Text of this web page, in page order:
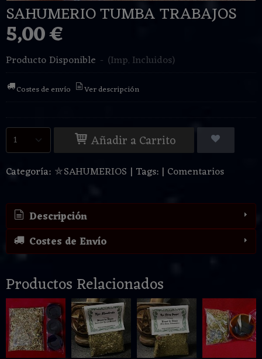
SAHUMERIO TUMBA TRABAJOS
5,00 €
Producto Disponible - (Imp. Incluidos)
Costes de envío Ver descripción
Añadir a Carrito
Categoría: ⛤SAHUMERIOS | Tags: | Comentarios
Descripción
Costes de Envío
Productos Relacionados